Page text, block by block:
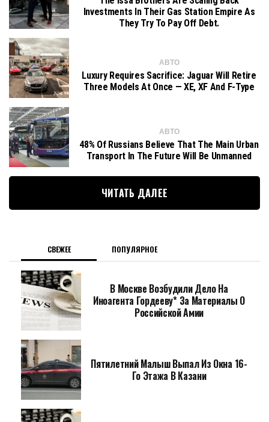
Investments In Their Gas Station Empire As
They Try To Pay Off Debt.
АВТО
Luxury Requires Sacrifice: Jaguar Will Retire
Three Models At Once — XE, XF And F-Type
АВТО
48% Of Russians Believe That The Main Urban
Transport In The Future Will Be Unmanned
ЧИТАТЬ ДАЛЕЕ
СВЕЖЕЕ ПОПУЛЯРНОЕ
В Москве Возбудили Дело На
Иноагента Гордееву* За Материалы О
Российской Амии
Пятилетний Малыш Выпал Из Окна 16-
Го Этажа В Казани